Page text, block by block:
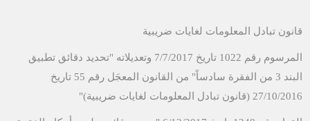
قانون تبادل المعلومات لغايات ​ضريبية​
المرسوم رقم 1022 تاريخ 7/7/2017 وتعديلاته "تحديد دقائق تطبيق
البند 3 من الفقرة سادساً" من القانون المعجَل رقم 55 تاريخ
27/10/2016 (قانون تبادل المعلومات لغايات ضريبية)"